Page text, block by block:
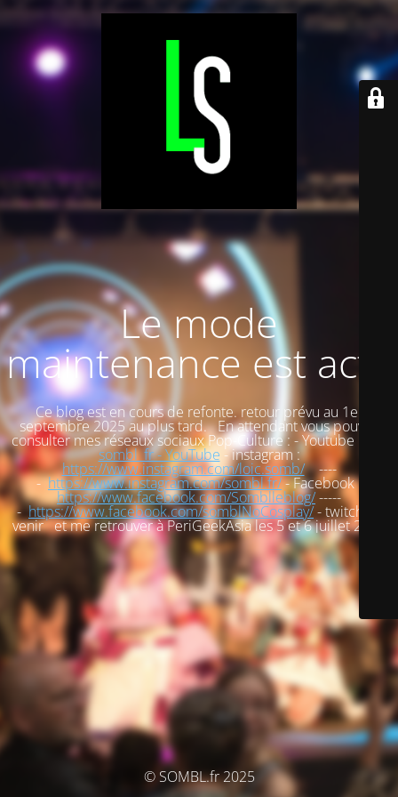
Le mode
maintenance est actif
Ce blog est en cours de refonte. retour prévu au 1er
septembre 2025 au plus tard. En attendant vous pouvez
consulter mes réseaux sociaux Pop-Culture : - Youtube :
sombl_fr - YouTube - instagram :
https://www.instagram.com/loic.somb/----
-https://www.instagram.com/sombl.fr/- Facebook :
https://www.facebook.com/Somblleblog/-----
-https://www.facebook.com/somblNoCosplay/- twitch : à
venir et me retrouver à PeriGeekAsia les 5 et 6 juillet 2025
© SOMBL.fr 2025